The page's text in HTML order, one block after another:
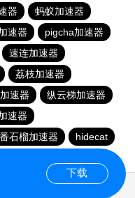
器
蚂蚁加速器
速器
pigcha加速器
速连加速器
荔枝加速器
速器
纵云梯加速器
速器
番石榴加速器
hidecat
下载